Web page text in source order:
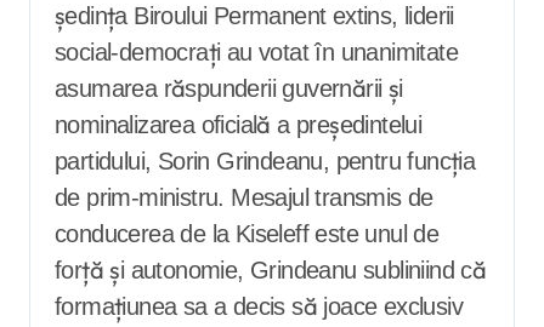
ședința Biroului Permanent extins, liderii
social-democrați au votat în unanimitate
asumarea răspunderii guvernării și
nominalizarea oficială a președintelui
partidului, Sorin Grindeanu, pentru funcția
de prim-ministru. Mesajul transmis de
conducerea de la Kiseleff este unul de
forță și autonomie, Grindeanu subliniind că
formațiunea sa a decis să joace exclusiv